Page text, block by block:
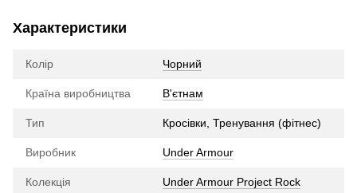
Характеристики
Колір Чорний
Країна виробництва В'єтнам
Тип Кросівки, Тренування (фітнес)
Виробник Under Armour
Колекція Under Armour Project Rock